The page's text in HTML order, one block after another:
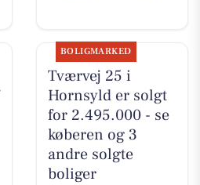
BOLIGMARKED
Tværvej 25 i
Hornsyld er solgt
for 2.495.000 - se
køberen og 3
andre solgte
boliger